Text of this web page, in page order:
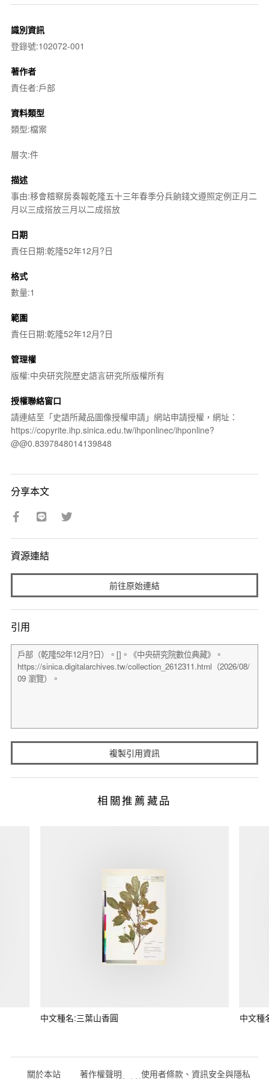
識別資訊
登錄號:102072-001
著作者
責任者:戶部
資料類型
類型:檔案
層次:件
描述
事由:移會稽察房奏報乾隆五十三年春季分兵餉錢文遵照定例正月二
月以三成搭放三月以二成搭放
日期
責任日期:乾隆52年12月?日
格式
數量:1
範圍
責任日期:乾隆52年12月?日
管理權
版權:中央研究院歷史語言研究所版權所有
授權聯絡窗口
請連結至「史語所藏品圖像授權申請」網站申請授權，網址：
https://copyrite.ihp.sinica.edu.tw/ihponlinec/ihponline?
@@0.8397848014139848
分享本文
資源連結
前往原始連結
引用
複製引用資訊
相關推薦藏品
中文種名:三葉山香圓 中文種
關於本站 著作權聲明 使用者條款、資訊安全與隱私